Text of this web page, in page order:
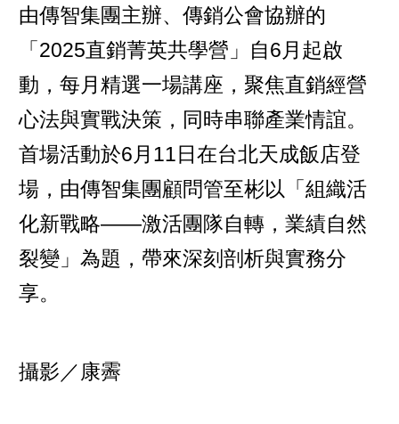
由傳智集團主辦、傳銷公會協辦的
「2025直銷菁英共學營」自6月起啟
動，每月精選一場講座，聚焦直銷經營
心法與實戰決策，同時串聯產業情誼。
首場活動於6月11日在台北天成飯店登
場，由傳智集團顧問管至彬以「組織活
化新戰略——激活團隊自轉，業績自然
裂變」為題，帶來深刻剖析與實務分
享。
攝影／康霽